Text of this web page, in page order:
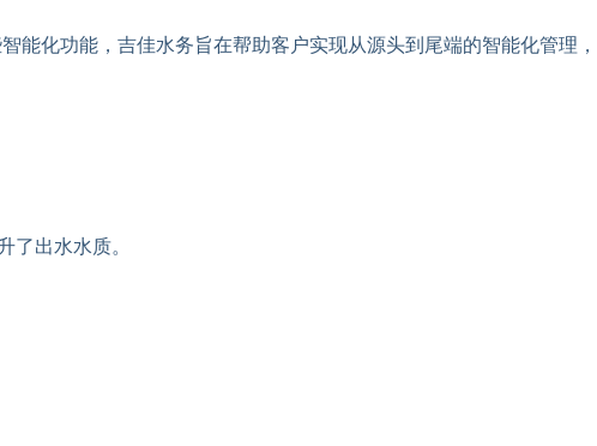
化功能，吉佳水务旨在帮助客户实现从源头到尾端的智能化管理，
了出水水质。